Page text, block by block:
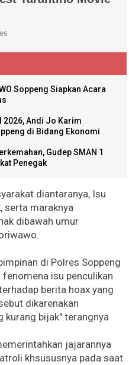
Soppeng Siapkan Acara
2026, Andi Jo Karim
di Bidang Ekonomi
Gudep SMAN 1
Penegak
diantaranya, Isu
serta maraknya
dibawah umur
di Polres Soppeng
isu penculikan
berita hoax yang
dikarenakan
kurang bijak".terangnya
jajarannya
khsususnya pada saat